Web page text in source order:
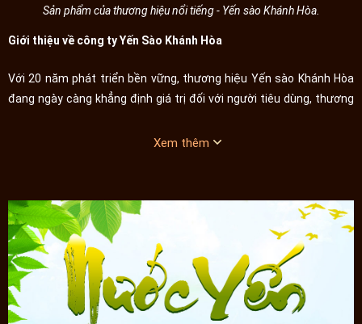
Sản phẩm của thương hiệu nổi tiếng - Yến sào Khánh Hòa.
Giới thiệu về công ty Yến Sào Khánh Hòa
Với 20 năm phát triển bền vững, thương hiệu Yến sào Khánh Hòa
đang ngày càng khẳng định giá trị đối với người tiêu dùng, thương
Khánh Hòa. Tổ yến sau khi khai thác được trải qua quá trình chế
biến thủ công, quy trình sản xuất được giám sát chặt chẽ, chất
lượng sản phẩm đáp ứng theo các tiêu chuẩn chất lượng quốc tế.
Xem thêm